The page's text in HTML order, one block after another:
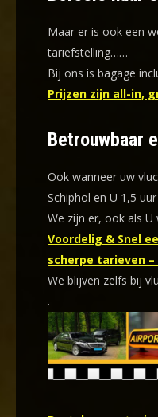
Maar er is ook een
tariefstelling……
Bij ons is bagage
Prijzen zijn all-in,
Betrouwbaar
Ook wanneer uw
Schiphol en U 1,5
We zijn er, ook als
Voordelig & Snel
scherpe tarieven
We blijven zelfs bij
.